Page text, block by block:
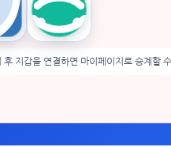
Trust Wallet imToken
지갑을 연결하면 마이페이지로 승계할